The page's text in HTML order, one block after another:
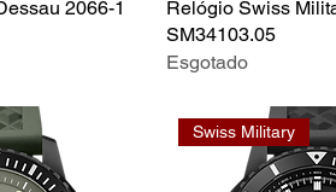
2066-1
Relógio Swiss
SM34103.05
Esgotado
Swiss Military